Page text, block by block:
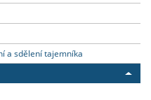
a sdělení tajemníka